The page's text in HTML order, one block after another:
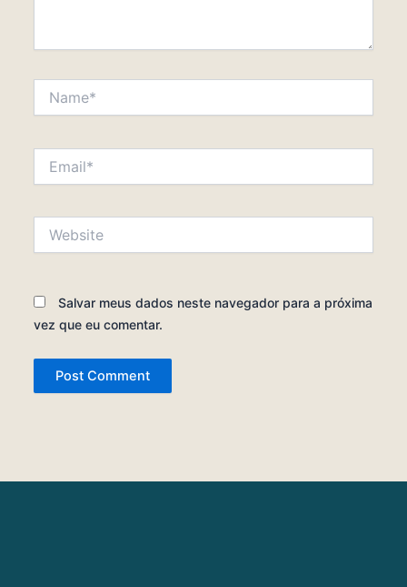
Salvar meus dados neste navegador para a próxima
vez que eu comentar.